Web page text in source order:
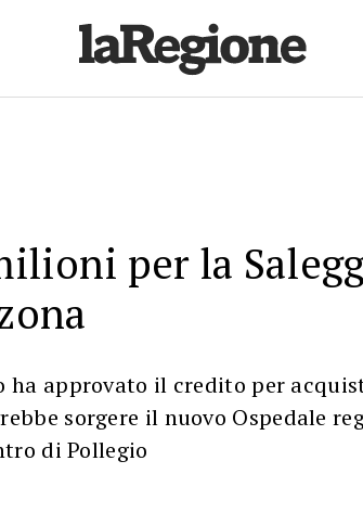
per la
ha approvato il credito per
sorgere il nuovo Ospedale
di Pollegio